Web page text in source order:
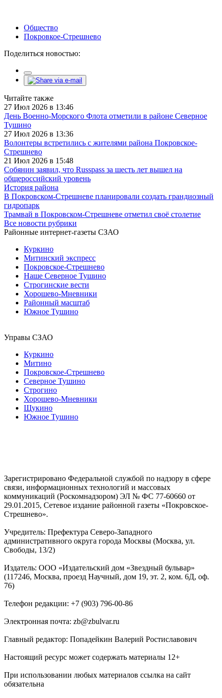
Общество
Покровкое-Стрешнево
Поделиться новостью:
Читайте также
27 Июл 2026 в 13:46
День Военно-Морского Флота отметили в районе Северное
Тушино
27 Июл 2026 в 13:36
Волонтеры встретились с жителями района Покровское-
Стрешнево
21 Июл 2026 в 15:48
Собянин заявил, что Russpass за шесть лет вышел на
общероссийский уровень
История района
В Покровском-Стрешневе планировали создать грандиозный
гидропарк
Трамвай в Покровском-Стрешневе отметил своё столетие
Все новости рубрики
Районные интернет-газеты СЗАО
Куркино
Митинский экспресс
Покровское-Стрешнево
Наше Северное Тушино
Строгинские вести
Хорошево-Мневники
Районный масштаб
Южное Тушино
Управы СЗАО
Куркино
Митино
Покровское-Стрешнево
Северное Тушино
Строгино
Хорошево-Мневники
Щукино
Южное Тушино
Зарегистрировано Федеральной службой по надзору в сфере
связи, информационных технологий и массовых
коммуникаций (Роскомнадзором) ЭЛ № ФС 77-60660 от
29.01.2015, Сетевое издание районной газеты «Покровское-
Стрешнево».
Учредитель: Префектура Северо-Западного
административного округа города Москвы (Москва, ул.
Свободы, 13/2)
Издатель: ООО «Издательский дом «Звездный бульвар»
(117246, Москва, проезд Научный, дом 19, эт. 2, ком. 6Д, оф.
76)
Телефон редакции: +7 (903) 796-00-86
Электронная почта: zb@zbulvar.ru
Главный редактор: Попадейкин Валерий Ростиславович
Настоящий ресурс может содержать материалы 12+
При использовании любых материалов ссылка на сайт
обязательна